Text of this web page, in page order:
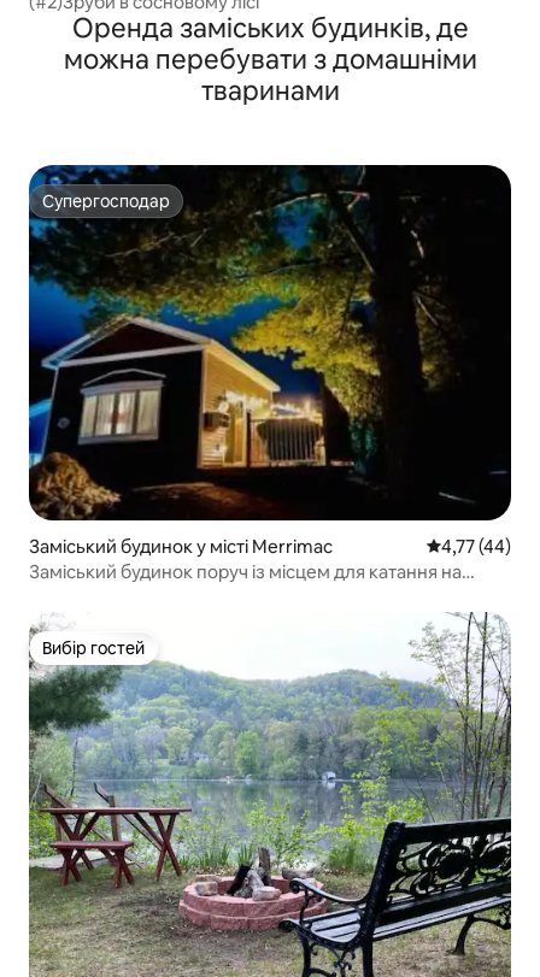
Оренда заміських будинків, де
можна перебувати з домашніми
тваринами
Супергосподар
Супергосподар
Заміський будинок у місті Merrimac Середня
4,77 (44)
Заміський будинок поруч із місцем для катання на
Вибір гостей
Вибір гостей